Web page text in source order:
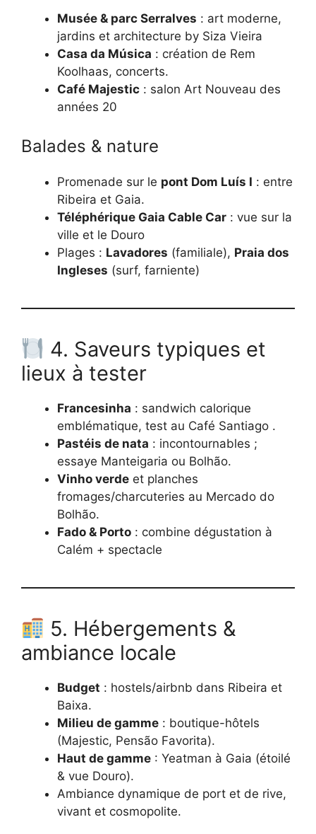
Musée & parc Serralves : art moderne,
jardins et architecture by Siza Vieira
Casa da Música : création de Rem
Koolhaas, concerts.
Café Majestic : salon Art Nouveau des
années 20
Balades & nature
Promenade sur le pont Dom Luís I : entre
Ribeira et Gaia.
Téléphérique Gaia Cable Car : vue sur la
ville et le Douro
Plages : Lavadores (familiale), Praia dos
Ingleses (surf, farniente)
4. Saveurs typiques et
lieux à tester
Francesinha : sandwich calorique
emblématique, test au Café Santiago .
Pastéis de nata : incontournables ;
essaye Manteigaria ou Bolhão.
Vinho verde et planches
fromages/charcuteries au Mercado do
Bolhão.
Fado & Porto : combine dégustation à
Calém + spectacle
5. Hébergements &
ambiance locale
Budget : hostels/airbnb dans Ribeira et
Baixa.
Milieu de gamme : boutique-hôtels
(Majestic, Pensão Favorita).
Haut de gamme : Yeatman à Gaia (étoilé
& vue Douro).
Ambiance dynamique de port et de rive,
vivant et cosmopolite.